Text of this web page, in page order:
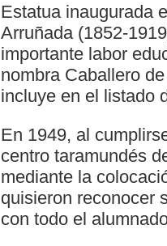
Estatua inaugurada
Arruñada (1852-
importante labor
nombra Caballero
incluye en el listado
En 1949, al
centro taramundés
mediante la
quisieron reconocer
con todo el